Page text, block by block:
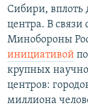
с
л
а
й
д
а
й
д
Сибири, вплоть
центра. В связи
Минобороны
инициативой
крупных
центров:
миллиона